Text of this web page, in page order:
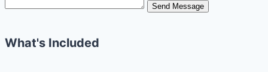
Send Message
What's Included